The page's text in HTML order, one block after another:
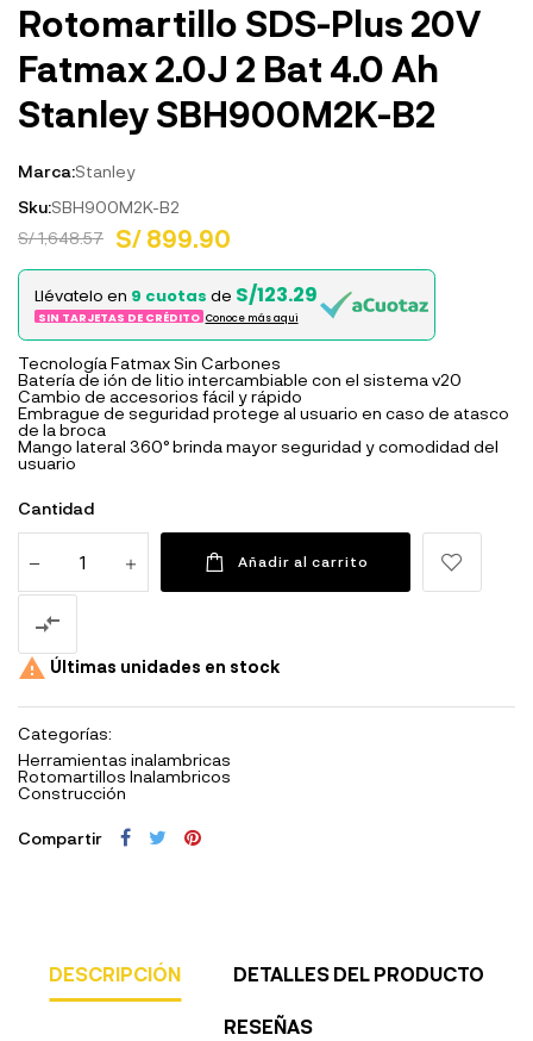
Rotomartillo SDS-Plus 20V
Fatmax 2.0J 2 Bat 4.0 Ah
Stanley SBH900M2K-B2
Marca:Stanley
Sku:SBH900M2K-B2
S/ 1,648.57
S/ 899.90
Llévatelo en 9 cuotas de S/123.29
SIN TARJETAS DE CRÉDITO Conoce más aqui
Tecnología Fatmax Sin Carbones
Batería de ión de litio intercambiable con el sistema v20
Cambio de accesorios fácil y rápido
Embrague de seguridad protege al usuario en caso de atasco
de la broca
Mango lateral 360° brinda mayor seguridad y comodidad del
usuario
Cantidad
Añadir al carrito

 Últimas unidades en stock
Categorías:
Herramientas inalambricas
Rotomartillos Inalambricos
Construcción
Compartir
DESCRIPCIÓN DETALLES DEL PRODUCTO
RESEÑAS